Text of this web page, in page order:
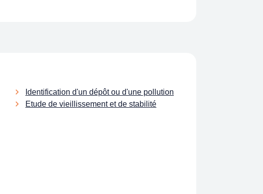
Identification d'un dépôt ou d'une pollution
Etude de vieillissement et de stabilité